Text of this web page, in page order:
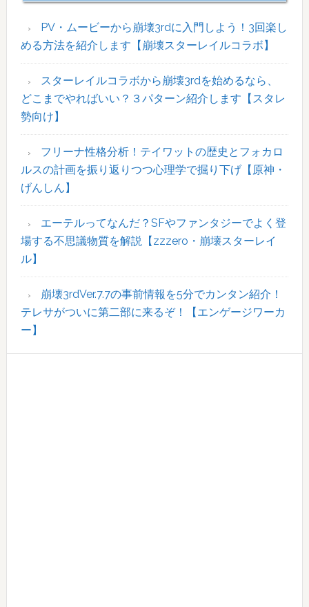
ド
バ
PV・ムービーから崩壊3rdに入門しよう！3回楽し
める方法を紹介します【崩壊スターレイルコラボ】
スターレイルコラボから崩壊3rdを始めるなら、
どこまでやればいい？３パターン紹介します【スタレ
勢向け】
フリーナ性格分析！テイワットの歴史とフォカロ
ルスの計画を振り返りつつ心理学で掘り下げ【原神・
げんしん】
エーテルってなんだ？SFやファンタジーでよく登
場する不思議物質を解説【zzzero・崩壊スターレイ
ル】
崩壊3rdVer.7.7の事前情報を5分でカンタン紹介！
テレサがついに第二部に来るぞ！【エンゲージワーカ
ー】